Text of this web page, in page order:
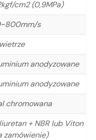
cm2 (0,9MPa)
s
anodyzowane
anodyzowane
chromowana
+ NBR lub Viton
zamówienie)